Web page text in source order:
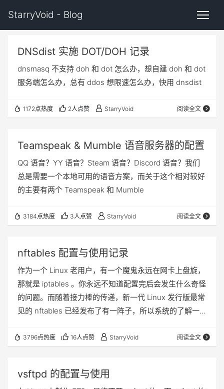
StarryVoid - Blog
DNSdist 实施 DOT/DOH 记录
dnsmasq 不支持 doh 和 dot 怎么办，想自建 doh 和 dot
服务端怎么办，总有 ddos 想限速怎么办，快用 dnsdist
1172点热度 2人点赞 StarryVoid 阅读全文
Teamspeak & Mumble 语音服务器的配置
QQ 语音？YY 语音？Steam 语音？Discord 语音？我们
总是需要一个本地可用的语音方案，而关于这个相对较好
的主要有两个 Teamspeak 和 Mumble
3184点热度 3人点赞 StarryVoid 阅读全文
nftables 配置与使用记录
作为一个 Linux 老用户，有一个魔鬼永远在网卡上盘旋，
那就是 iptables 。你永远不知道配置完后会发生什么奇怪
的问题。而随着接力棒的传递，新一代 Linux 发行版最常
见的 nftables 已经发布了有一阵子，所以系统的了解一
3796点热度 16人点赞 StarryVoid 阅读全文
vsftpd 的配置与使用